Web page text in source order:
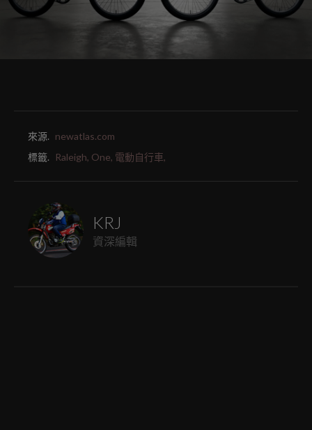
來源. newatlas.com
標籤.
Raleigh, One, 電動自行車,
KRJ
資深編輯